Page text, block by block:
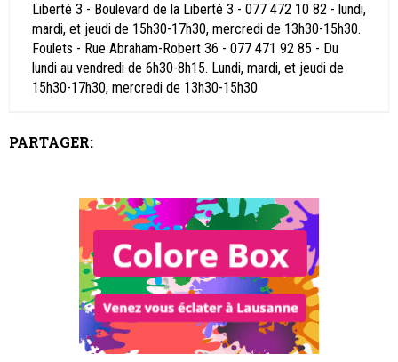
Liberté 3 - Boulevard de la Liberté 3 - 077 472 10 82 - lundi,
mardi, et jeudi de 15h30-17h30, mercredi de 13h30-15h30.
Foulets - Rue Abraham-Robert 36 - 077 471 92 85 - Du
lundi au vendredi de 6h30-8h15. Lundi, mardi, et jeudi de
15h30-17h30, mercredi de 13h30-15h30
PARTAGER: